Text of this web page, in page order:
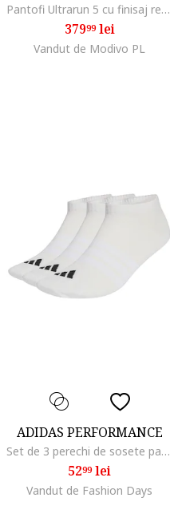
Pantofi Ultrarun 5 cu finisaj rezistent la apa, pentru alergare, Gri/Verde lime/Roz prafuit
37999lei
Vandut de Modivo PL
ADIDAS PERFORMANCE
Set de 3 perechi de sosete pana la glezna cu model unisex Essentials, Alb fildes/Negru
5299lei
Vandut de Fashion Days